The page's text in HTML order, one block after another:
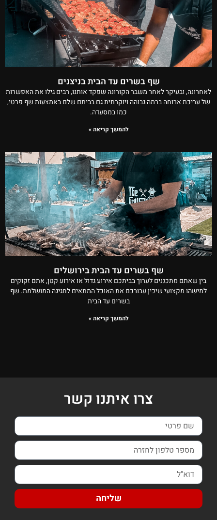
שף בשרים עד הבית בניצנים
לאחרונה, ובעיקר לאחר משבר הקורונה שפקד אותנו, רבים גילו את האפשרות
של עריכת ארוחה ברמה גבוהה ויוקרתית גם בביתם שלם באמצעות שף פרטי,
כמו במסעדה.
להמשך קריאה »
שף בשרים עד הבית בירושלים
בין שאתם מתכננים לערוך בביתכם אירוע גדול או אירוע קטן, אתם זקוקים
למישהו מקצועי שיכין עבורכם את האוכל המתאים לחגיגה המושלמת. שף
בשרים עד הבית
להמשך קריאה »
צרו איתנו קשר
שליחה